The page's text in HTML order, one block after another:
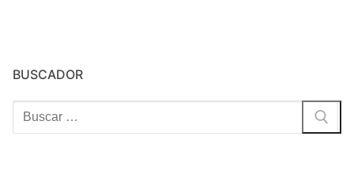
BUSCADOR
Buscar: